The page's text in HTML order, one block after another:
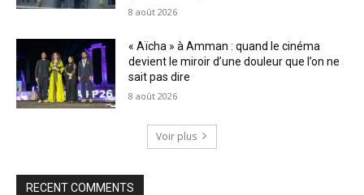
8 août 2026
« Aïcha » à Amman : quand le cinéma
devient le miroir d’une douleur que l’on ne
sait pas dire
8 août 2026
Voir plus
RECENT COMMENTS